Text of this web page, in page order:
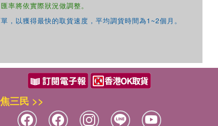
率將依實際狀況做調整。
以獲得最快的取貨速度，平均調貨時間為1~2個月。
三民 >>